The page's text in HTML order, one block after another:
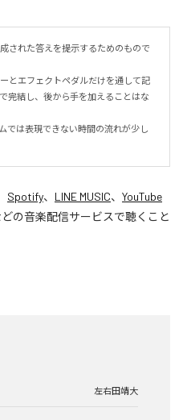
された答えを提示するためのもので
とエフェクトペダルだけを通して記
完結し、後から手を加えることはな
では表現できない時間の流れが少し
Spotify、 LINE MUSIC、 YouTube
どの音楽配信サービスで聴くこと
左右田靖大